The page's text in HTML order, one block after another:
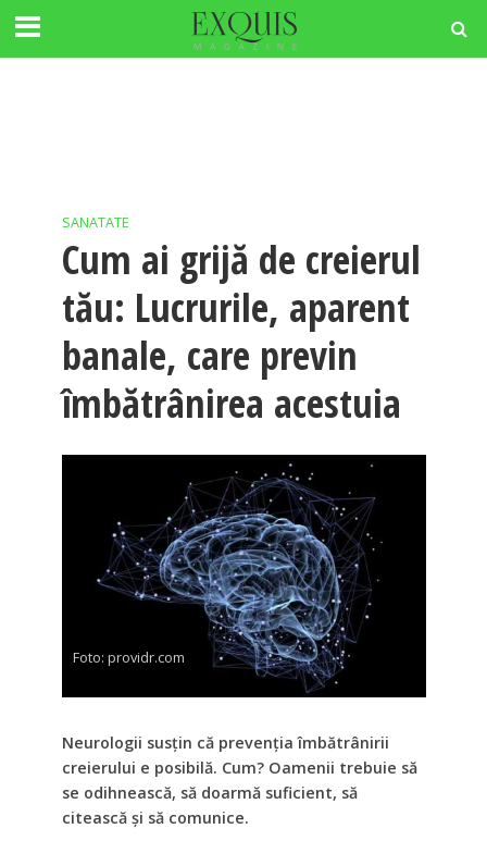
SANATATE
Cum ai grijă de creierul
tău: Lucrurile, aparent
banale, care previn
îmbătrânirea acestuia
Foto: providr.com
Neurologii susţin că prevenţia îmbătrânirii
creierului e posibilă. Cum? Oamenii trebuie să
se odihnească, să doarmă suficient, să
citească şi să comunice.